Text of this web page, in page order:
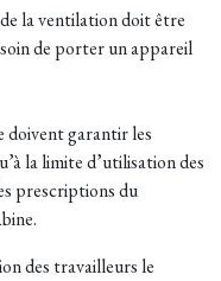
la ventilation doit être
de porter un appareil
doivent garantir les
la limite d’utilisation des
prescriptions du
des travailleurs le